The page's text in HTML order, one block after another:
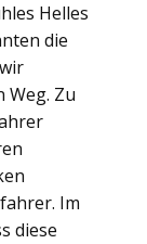
Helles
die
Weg. Zu
Im
diese